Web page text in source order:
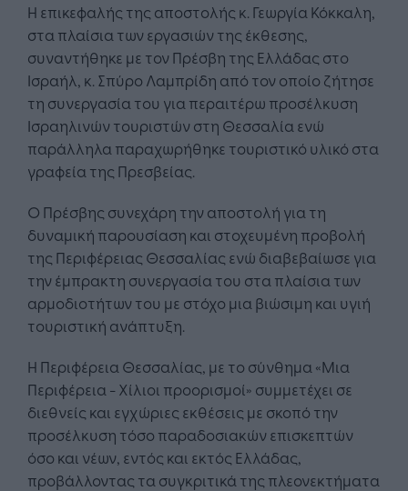
Η επικεφαλής της αποστολής κ. Γεωργία Κόκκαλη,
στα πλαίσια των εργασιών της έκθεσης,
συναντήθηκε με τον Πρέσβη της Ελλάδας στο
Ισραήλ, κ. Σπύρο Λαμπρίδη από τον οποίο ζήτησε
τη συνεργασία του για περαιτέρω προσέλκυση
Ισραηλινών τουριστών στη Θεσσαλία ενώ
παράλληλα παραχωρήθηκε τουριστικό υλικό στα
γραφεία της Πρεσβείας.
Ο Πρέσβης συνεχάρη την αποστολή για τη
δυναμική παρουσίαση και στοχευμένη προβολή
της Περιφέρειας Θεσσαλίας ενώ διαβεβαίωσε για
την έμπρακτη συνεργασία του στα πλαίσια των
αρμοδιοτήτων του με στόχο μια βιώσιμη και υγιή
τουριστική ανάπτυξη.
Η Περιφέρεια Θεσσαλίας, με το σύνθημα «Μια
Περιφέρεια - Χίλιοι προορισμοί» συμμετέχει σε
διεθνείς και εγχώριες εκθέσεις με σκοπό την
προσέλκυση τόσο παραδοσιακών επισκεπτών
όσο και νέων, εντός και εκτός Ελλάδας,
προβάλλοντας τα συγκριτικά της πλεονεκτήματα